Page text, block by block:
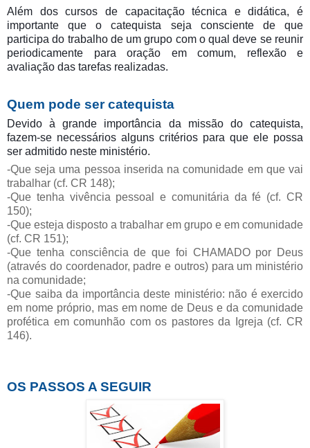
Além dos cursos de capacitação técnica e didática, é
importante que o catequista seja consciente de que
participa do trabalho de um grupo com o qual deve se reunir
periodicamente para oração em comum, reflexão e
avaliação das tarefas realizadas.
Quem pode ser catequista
Devido à grande importância da missão do catequista,
fazem-se necessários alguns critérios para que ele possa
ser admitido neste ministério.
-Que seja uma pessoa inserida na comunidade em que vai
trabalhar (cf. CR 148);
-Que tenha vivência pessoal e comunitária da fé (cf. CR
150);
-Que esteja disposto a trabalhar em grupo e em comunidade
(cf. CR 151);
-Que tenha consciência de que foi CHAMADO por Deus
(através do coordenador, padre e outros) para um ministério
na comunidade;
-Que saiba da importância deste ministério: não é exercido
em nome próprio, mas em nome de Deus e da comunidade
profética em comunhão com os pastores da Igreja (cf. CR
146).
OS PASSOS A SEGUIR